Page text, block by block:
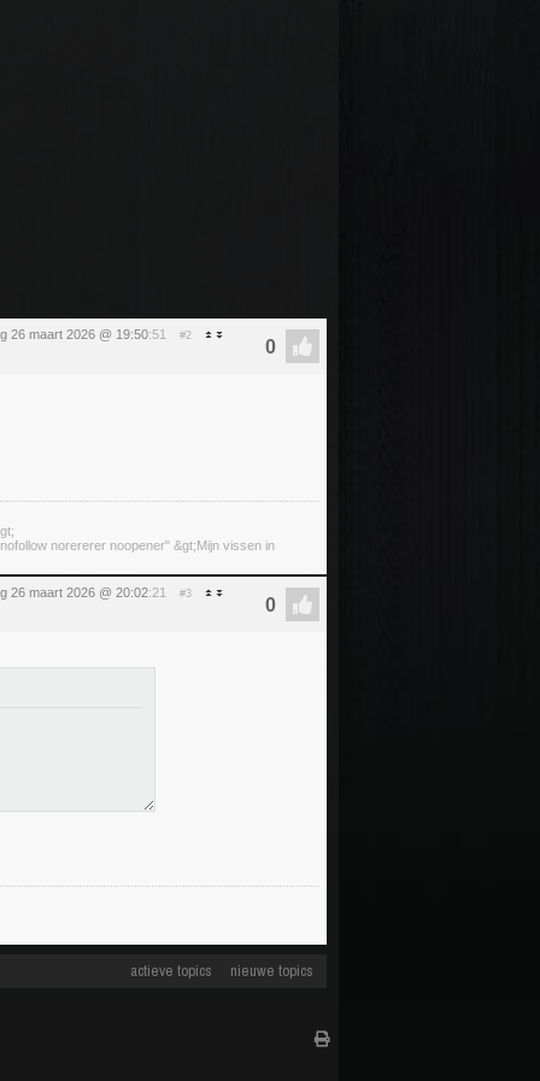
26 maart 2026 @ 19:50:51 #2
norererer noopener" &gt;Mijn vissen in
26 maart 2026 @ 20:02:21 #3
actieve topics nieuwe topics